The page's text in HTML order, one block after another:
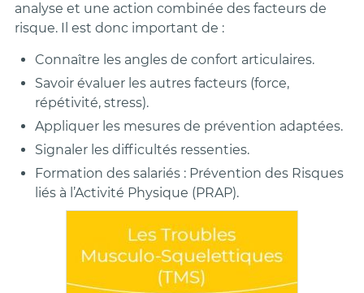
analyse et une action combinée des facteurs de
risque. Il est donc important de :
Connaître les angles de confort articulaires.
Savoir évaluer les autres facteurs (force,
répétivité, stress).
Appliquer les mesures de prévention adaptées.
Signaler les difficultés ressenties.
Formation des salariés : Prévention des Risques
liés à l’Activité Physique (PRAP).